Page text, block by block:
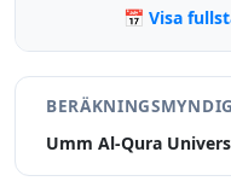
📅 Visa
Umm Al-Qura